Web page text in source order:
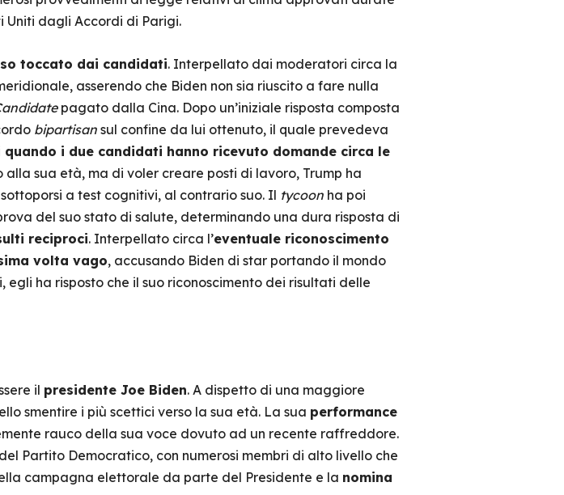
dagli Accordi di Parigi.
toccato dai candidati. Interpellato dai moderatori circa la
asserendo che Biden non sia riuscito a fare nulla
pagato dalla Cina. Dopo un’iniziale risposta composta
bipartisansul confine da lui ottenuto, il quale prevedeva
i due candidati hanno ricevuto domande circa le
alla sua età, ma di voler creare posti di lavoro, Trump ha
a test cognitivi, al contrario suo. Il tycoonha poi
del suo stato di salute, determinando una dura risposta di
reciproci. Interpellato circa l’eventuale riconoscimento
volta vago, accusando Biden di star portando il mondo
ha risposto che il suo riconoscimento dei risultati delle
il presidente Joe Biden. A dispetto di una maggiore
smentire i più scettici verso la sua età. La sua performance
rauco della sua voce dovuto ad un recente raffreddore.
Partito Democratico, con numerosi membri di alto livello che
campagna elettorale da parte del Presidente e la nomina